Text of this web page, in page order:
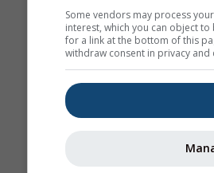
Some vendors may process
interest, which you can object
for a link at the bottom of this
withdraw consent in privacy and